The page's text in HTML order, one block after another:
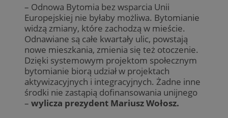
– Odnowa Bytomia bez wsparcia Unii
Europejskiej nie byłaby możliwa. Bytomianie
widzą zmiany, które zachodzą w mieście.
Odnawiane są całe kwartały ulic, powstają
nowe mieszkania, zmienia się też otoczenie.
Dzięki systemowym projektom społecznym
bytomianie biorą udział w projektach
aktywizacyjnych i integracyjnych. Żadne inne
środki nie zastąpią dofinansowania unijnego
– wylicza prezydent Mariusz Wołosz.